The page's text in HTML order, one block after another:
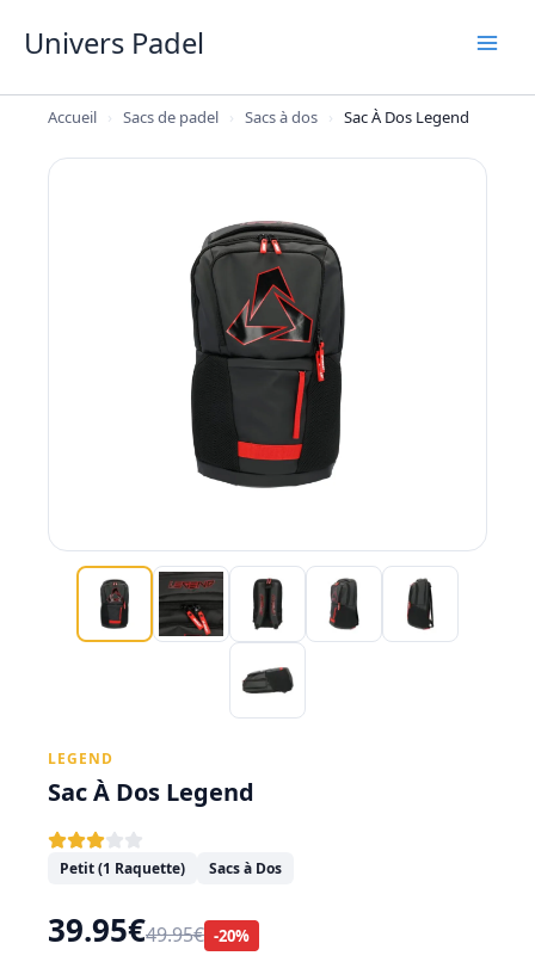
Univers Padel
Accueil › Sacs de padel › Sacs à dos › Sac À Dos Legend
LEGEND
Sac À Dos Legend
Petit (1 Raquette) Sacs à Dos
39.95€49.95€ -20%